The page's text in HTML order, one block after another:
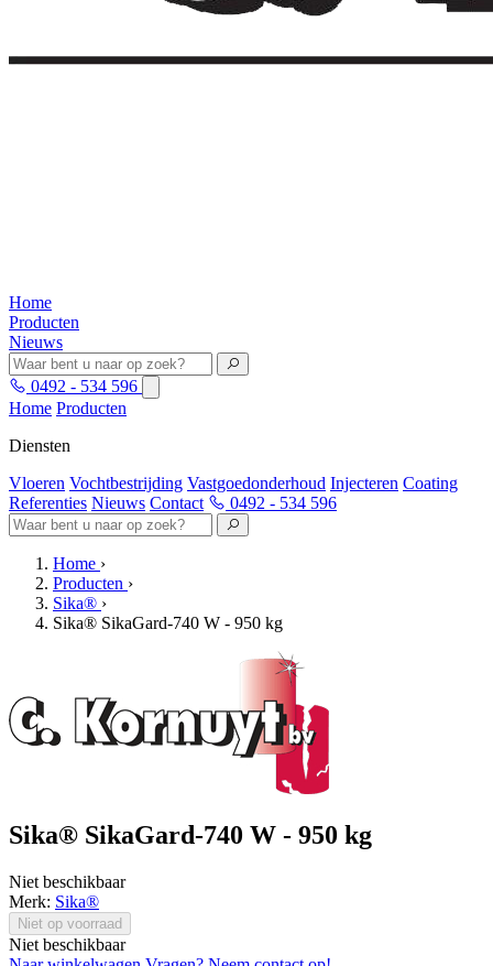
Home
Producten
Nieuws
0492 - 534 596
Home Producten
Diensten
Vloeren Vochtbestrijding Vastgoedonderhoud Injecteren Coating
Referenties Nieuws Contact 0492 - 534 596
Home ›
Producten ›
Sika® ›
Sika® SikaGard-740 W - 950 kg
Sika® SikaGard-740 W - 950 kg
Niet beschikbaar
Merk: Sika®
Niet op voorraad
Niet beschikbaar